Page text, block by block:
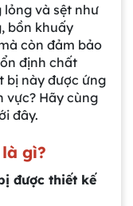
và sệt như
bồn khuấy
còn đảm bảo
định chất
bị này được ứng
vực? Hãy cùng
đây.
gì?
được thiết kế